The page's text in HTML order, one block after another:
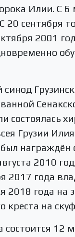
Илии. С
сентября
2001
состоялась
Грузии
награждён
2010
2017 года
2018 года на
на
12